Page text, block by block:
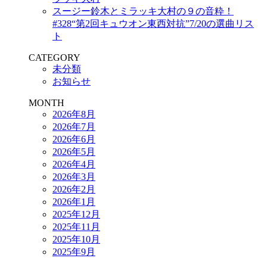
スージー鈴木とミラッキ大村の９の音粋！
#328“第2回キュウオン東西対抗”7/20の選曲リス
ト
CATEGORY
未分類
お知らせ
MONTH
2026年8月
2026年7月
2026年6月
2026年5月
2026年4月
2026年3月
2026年2月
2026年1月
2025年12月
2025年11月
2025年10月
2025年9月